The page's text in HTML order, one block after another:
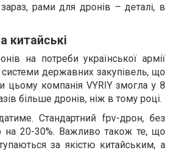
рами для дронів – деталі, в
китайські
на потреби української армії
державних закупівель, що
цьому компанія VYRIY змогла у 8
більше дронів, ніж в тому році.
Стандартний fpv-дрон, без
на 20-30%. Важливо також те, що
за якістю китайським, а